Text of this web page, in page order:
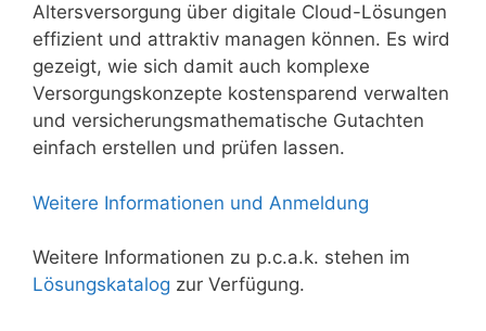
Altersversorgung über digitale Cloud-Lösungen
effizient und attraktiv managen können. Es wird
gezeigt, wie sich damit auch komplexe
Versorgungskonzepte kostensparend verwalten
und versicherungsmathematische Gutachten
einfach erstellen und prüfen lassen.
Weitere Informationen und Anmeldung
Weitere Informationen zu p.c.a.k. stehen im
Lösungskatalog zur Verfügung.